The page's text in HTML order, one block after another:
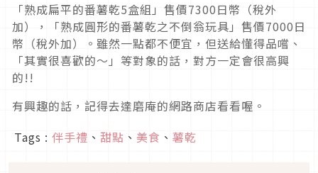
「熟成扁平的番薯乾5盒組」售價7300日幣（稅外
加），「熟成圓形的番薯乾之不倒翁玩具」售價7000日
幣（稅外加）。雖然一點都不便宜，但送給懂得品嚐、
「其實很喜歡的～」等對象的話，對方一定會很高興
的!!
有興趣的話，記得去達磨庵的網路商店看看喔。
Tags : 伴手禮 、 甜點 、 美食 、 薯乾